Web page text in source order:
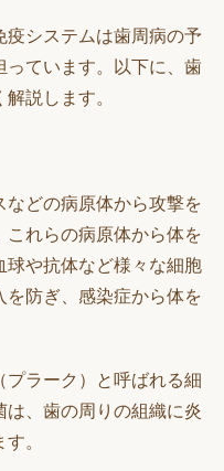
システムは歯周病の予
っています。以下に、歯
説します。
などの病原体から攻撃を
これらの病原体から体を
球や抗体など様々な細胞
防ぎ、感染症から体を
ラーク）と呼ばれる細
、歯の周りの組織に炎
。